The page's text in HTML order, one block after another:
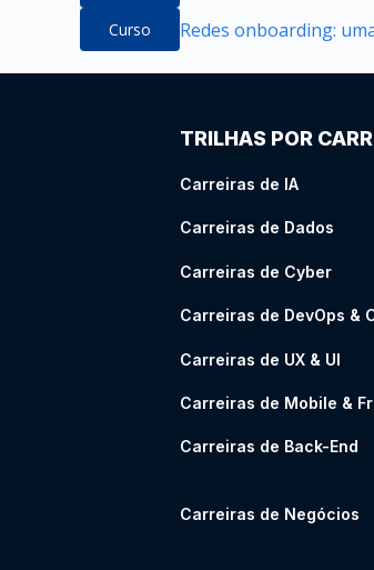
Curso Redes onboarding:
TRILHAS POR
Carreiras de IA
Carreiras de Dados
Carreiras de Cyber
Carreiras de DevOps &
Carreiras de UX & UI
Carreiras de Mobile &
Carreiras de Back-End
Carreiras de Negócios